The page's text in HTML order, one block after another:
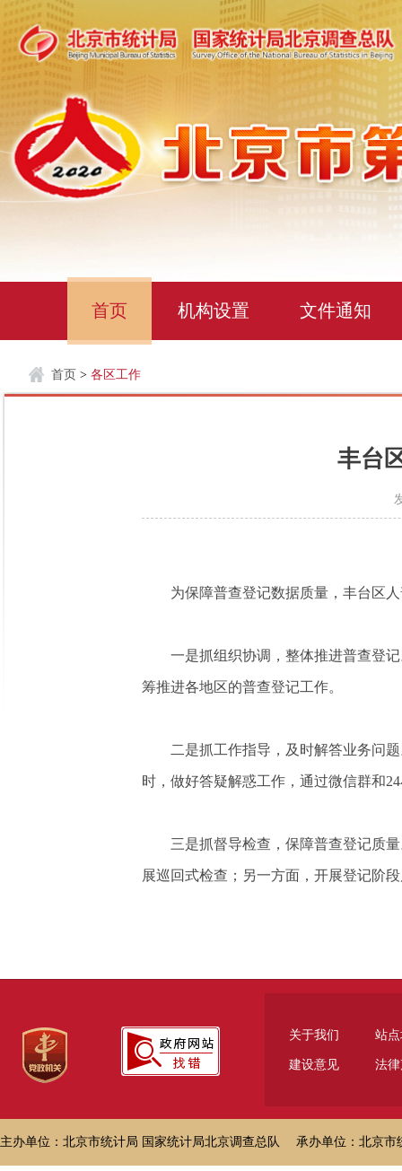
首页 机构设置 文件通知
首页 > 各区工作
丰台
为保障普查登记数据质量，丰台区
一是抓组织协调，整体推进普查登
筹推进各地区的普查登记工作。
二是抓工作指导，及时解答业务问
时，做好答疑解惑工作，通过微信群和
三是抓督导检查，保障普查登记质
展巡回式检查；另一方面，开展登记阶
关于我们 站
建设意见 法
主办单位：北京市统计局 国家统计局北京调查总队 承办单位：北京市